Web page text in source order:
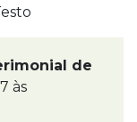
de
às